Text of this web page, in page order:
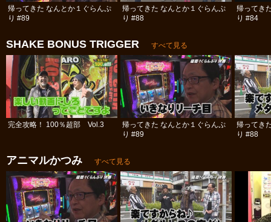
帰ってきた なんとか１ぐらんぷ
り #89
帰ってきた なんとか１ぐらんぷ
り #88
帰ってき
り #84
SHAKE BONUS TRIGGER すべて見る
完全攻略！ 100％超部 Vol.3
帰ってきた なんとか１ぐらんぷ
り #89
帰ってき
り #88
アニマルかつみ すべて見る